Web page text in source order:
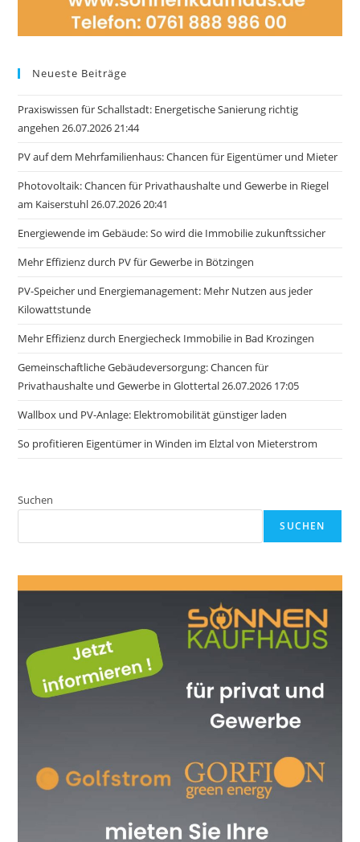
Neueste Beiträge
Praxiswissen für Schallstadt: Energetische Sanierung richtig
angehen 26.07.2026 21:44
PV auf dem Mehrfamilienhaus: Chancen für Eigentümer und Mieter
Photovoltaik: Chancen für Privathaushalte und Gewerbe in Riegel
am Kaiserstuhl 26.07.2026 20:41
Energiewende im Gebäude: So wird die Immobilie zukunftssicher
Mehr Effizienz durch PV für Gewerbe in Bötzingen
PV-Speicher und Energiemanagement: Mehr Nutzen aus jeder
Kilowattstunde
Mehr Effizienz durch Energiecheck Immobilie in Bad Krozingen
Gemeinschaftliche Gebäudeversorgung: Chancen für
Privathaushalte und Gewerbe in Glottertal 26.07.2026 17:05
Wallbox und PV-Anlage: Elektromobilität günstiger laden
So profitieren Eigentümer in Winden im Elztal von Mieterstrom
Suchen
SUCHEN